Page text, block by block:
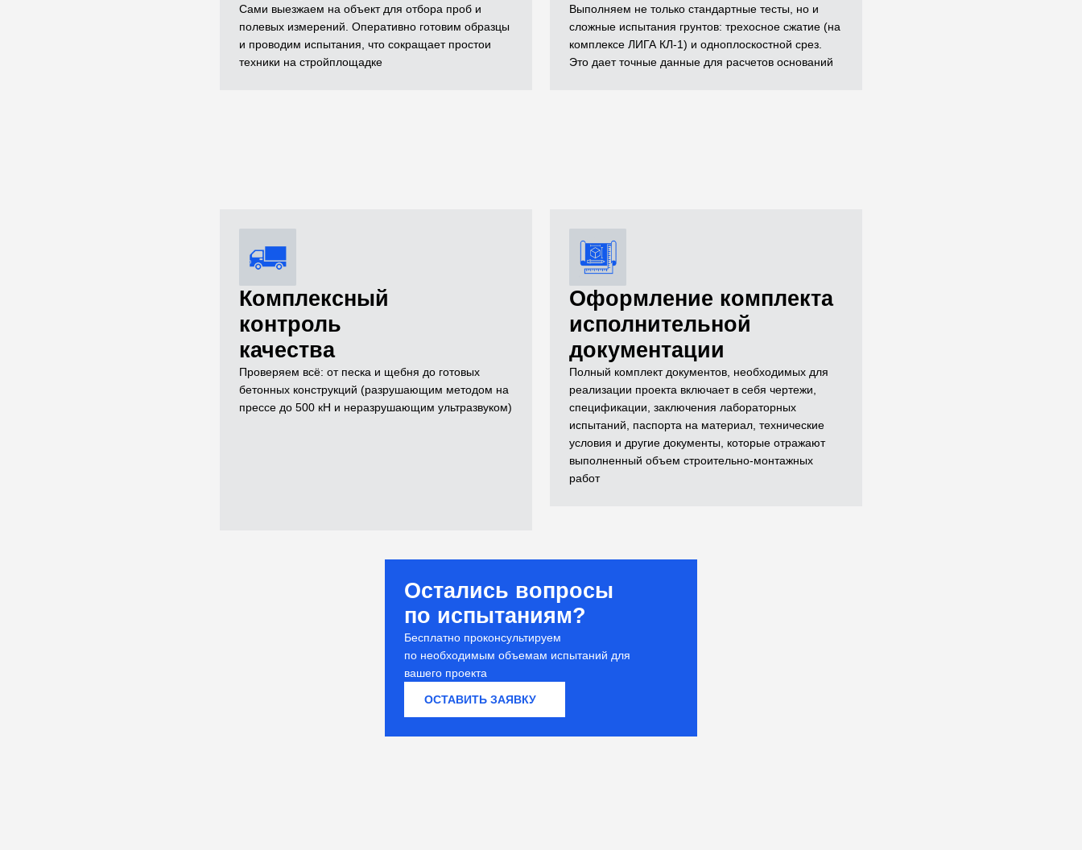
Сами выезжаем на объект для отбора проб и
полевых измерений. Оперативно готовим образцы
и проводим испытания, что сокращает простои
техники на стройплощадке
Комплексный
контроль
качества
Проверяем всё: от песка и щебня до готовых
бетонных конструкций (разрушающим методом на
прессе до 500 кН и неразрушающим ультразвуком)
Выполняем не только стандартные тесты, но и
сложные испытания грунтов: трехосное сжатие (на
комплексе ЛИГА КЛ-1) и одноплоскостной срез.
Это дает точные данные для расчетов оснований
Оформление комплекта
исполнительной
документации
Полный комплект документов, необходимых для
реализации проекта включает в себя чертежи,
спецификации, заключения лабораторных
испытаний, паспорта на материал, технические
условия и другие документы, которые отражают
выполненный объем строительно-монтажных
работ
Остались вопросы
по испытаниям?
Бесплатно проконсультируем
по необходимым объемам испытаний для
вашего проекта
ОСТАВИТЬ ЗАЯВКУ